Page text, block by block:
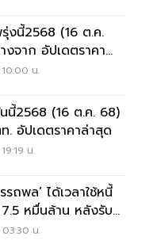
งนี้2568 (16 ต.ค.
จาก อัปเดตราคา
น.
นี้2568 (16 ต.ค. 68)
. อัปเดตราคาล่าสุด
น.
รถพล’ ได้เวลาใช้หนี้
มื่นล้าน หลังรับ
ประชาชน
น.